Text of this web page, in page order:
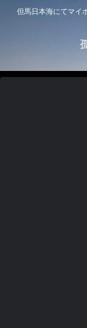
但馬日本海にてマイ